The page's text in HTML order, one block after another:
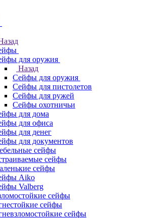
для оружия
Назад
Cейфы для оружия
Сейфы для пистолетов
Сейфы для ружей
Сейфы охотничьи
для дома
для офиса
для денег
для документов
сейфы
сейфы
сейфы
Aiko
Valberg
сейфы
сейфы
сейфы